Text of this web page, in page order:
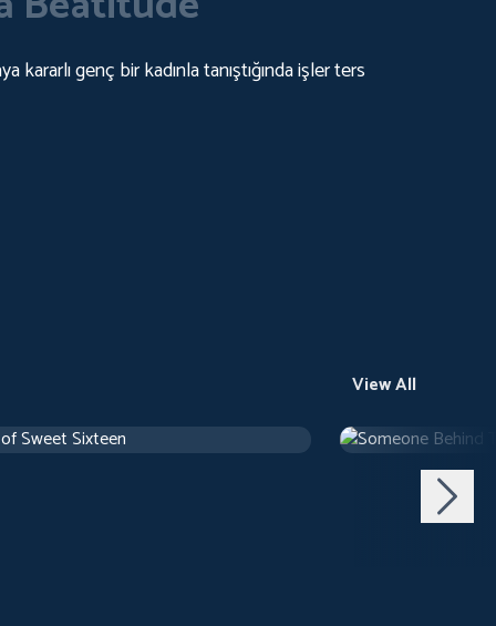
genç bir kadınla tanıştığında işler ters
View All
1 h 10 m 1971Arthouse1 h 29 m